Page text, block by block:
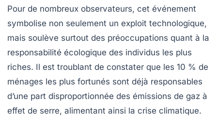
Pour de nombreux observateurs, cet événement
symbolise non seulement un exploit technologique,
mais soulève surtout des préoccupations quant à la
responsabilité écologique des individus les plus
riches. Il est troublant de constater que les 10 % de
ménages les plus fortunés sont déjà responsables
d’une part disproportionnée des émissions de gaz à
effet de serre, alimentant ainsi la crise climatique.